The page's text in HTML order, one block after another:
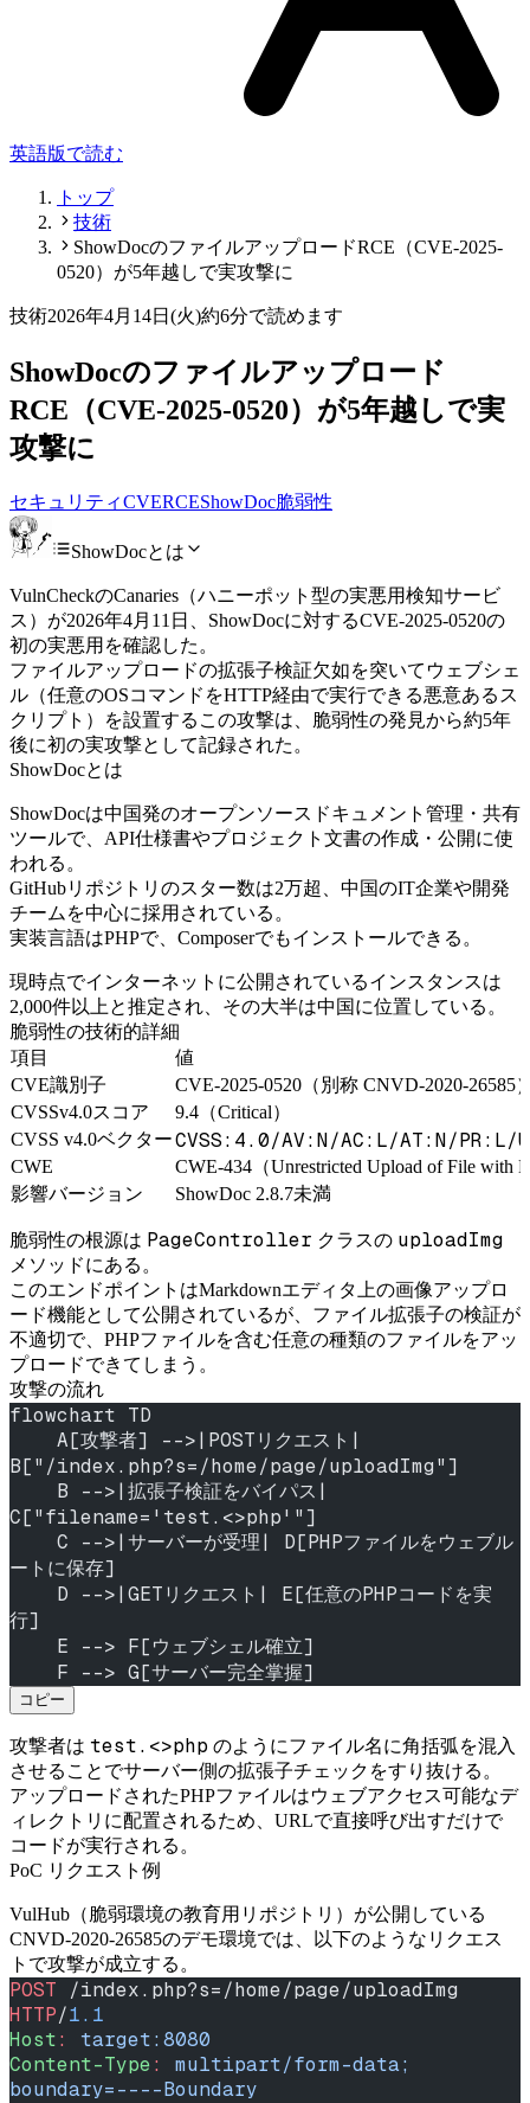
英語版で読む
トップ
技術
ShowDocのファイルアップロードRCE（CVE-2025-
0520）が5年越しで実攻撃に
技術2026年4月14日(火)約6分で読めます
ShowDocのファイルアップロード
RCE（CVE-2025-0520）が5年越しで実
攻撃に
セキュリティCVERCEShowDoc脆弱性
ShowDocとは
VulnCheckのCanaries（ハニーポット型の実悪用検知サービ
ス）が2026年4月11日、ShowDocに対するCVE-2025-0520の
初の実悪用を確認した。
ファイルアップロードの拡張子検証欠如を突いてウェブシェ
ル（任意のOSコマンドをHTTP経由で実行できる悪意あるス
クリプト）を設置するこの攻撃は、脆弱性の発見から約5年
後に初の実攻撃として記録された。
ShowDocとは
ShowDocは中国発のオープンソースドキュメント管理・共有
ツールで、API仕様書やプロジェクト文書の作成・公開に使
われる。
GitHubリポジトリのスター数は2万超、中国のIT企業や開発
チームを中心に採用されている。
実装言語はPHPで、Composerでもインストールできる。
現時点でインターネットに公開されているインスタンスは
2,000件以上と推定され、その大半は中国に位置している。
脆弱性の技術的詳細
項目
値
CVE識別子
CVE-2025-0520（別称 CNVD-2020-26585
CVSSv4.0スコア
9.4（Critical）
CVSS v4.0ベクターCVSS:4.0/AV:N/AC:L/AT:N/
CWE
CWE-434（Unrestricted Upload of File with
影響バージョン
ShowDoc 2.8.7未満
脆弱性の根源は PageController クラスの uploadImg
メソッドにある。
このエンドポイントはMarkdownエディタ上の画像アップロ
ード機能として公開されているが、ファイル拡張子の検証が
不適切で、PHPファイルを含む任意の種類のファイルをアッ
プロードできてしまう。
攻撃の流れ
flowchart TD
B["/index.php?s=/home/page/uploadImg"]
C["filename='test.<>php'"]
ートに保存]
行]
    E --> F[ウェブシェル確立]
    F --> G[サーバー完全掌握]
コピー
攻撃者は test.<>php のようにファイル名に角括弧を混入
させることでサーバー側の拡張子チェックをすり抜ける。
アップロードされたPHPファイルはウェブアクセス可能なデ
ィレクトリに配置されるため、URLで直接呼び出すだけで
コードが実行される。
PoC リクエスト例
VulHub（脆弱環境の教育用リポジトリ）が公開している
CNVD-2020-26585のデモ環境では、以下のようなリクエス
トで攻撃が成立する。
POST
HTTP/1.1
Host:
target:8080
Content-Type:
multipart/form-data;
boundary=----Boundary